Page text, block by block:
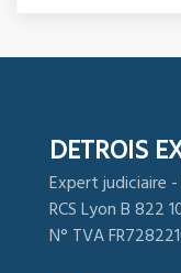
DETROIS
Expert judiciaire
RCS Lyon B 822
N° TVA